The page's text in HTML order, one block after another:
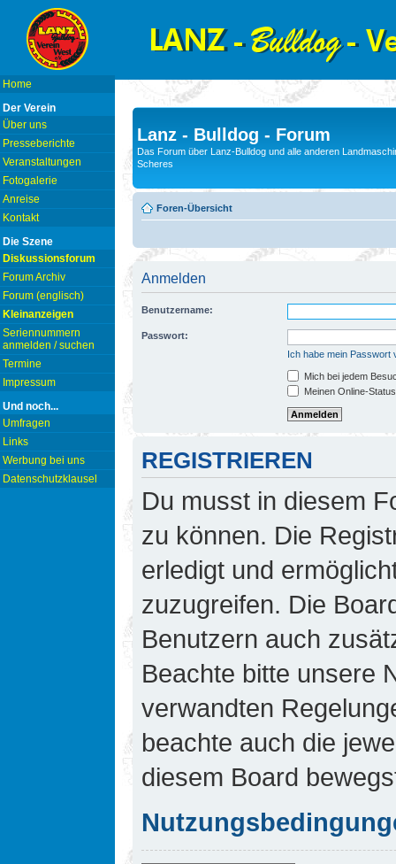
Home
Der Verein
Über uns
Presseberichte
Veranstaltungen
Fotogalerie
Anreise
Kontakt
Die Szene
Diskussionsforum
Forum Archiv
Forum (englisch)
Kleinanzeigen
Seriennummern
anmelden / suchen
Termine
Impressum
Und noch...
Umfragen
Links
Werbung bei uns
Datenschutzklausel
Lanz - Bulldog - Forum
Das Forum über Lanz-Bulldog und alle anderen
Scheres
Foren-Übersicht
Anmelden
Benutzername:
Passwort:
Ich habe mein Passwort
Mich bei jedem
Meinen Online-
REGISTRIEREN
Du musst in diesem
zu können. Die
erledigt und
zuzugreifen. Die
Benutzern auch
Beachte bitte unsere
verwandten
beachte auch die
diesem Board